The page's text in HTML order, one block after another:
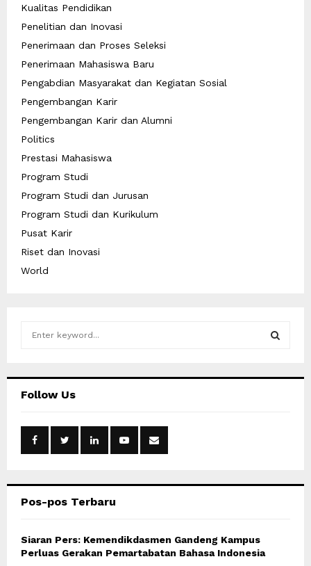
Kualitas Pendidikan
Penelitian dan Inovasi
Penerimaan dan Proses Seleksi
Penerimaan Mahasiswa Baru
Pengabdian Masyarakat dan Kegiatan Sosial
Pengembangan Karir
Pengembangan Karir dan Alumni
Politics
Prestasi Mahasiswa
Program Studi
Program Studi dan Jurusan
Program Studi dan Kurikulum
Pusat Karir
Riset dan Inovasi
World
hFollow Us
Pos-pos Terbaru
Siaran Pers: Kemendikdasmen Gandeng Kampus
Perluas Gerakan Pemartabatan Bahasa Indonesia